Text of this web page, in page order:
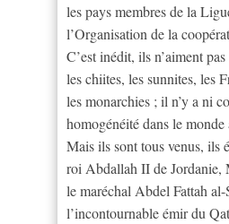
les pays membres de la
l’Organisation de la
C’est inédit, ils n’aiment
les chiites, les sunnites, les
les monarchies ; il n’y a ni
homogénéité dans le
Mais ils sont tous venus, ils
roi Abdallah II de Jordanie,
le maréchal Abdel Fattah al-
l’incontournable émir du